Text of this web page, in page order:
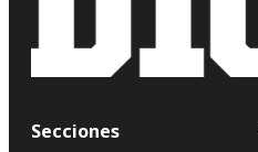
Secciones